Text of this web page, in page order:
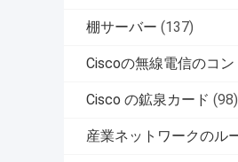
棚サーバー (137)
Ciscoの無線電信のコ
Cisco の鉱泉カード (98)
産業ネットワークのル